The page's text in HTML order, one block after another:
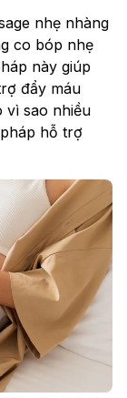
nhẹ nhàng
co bóp nhẹ
này giúp
đẩy máu
vì sao nhiều
hỗ trợ